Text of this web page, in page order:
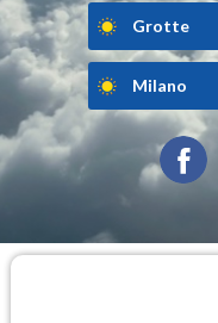
Grotte
Milano